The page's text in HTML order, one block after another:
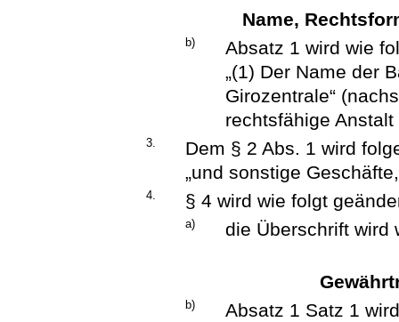
Name,
b)
Absatz 1 wird wie
„(1) Der Name der
Girozentrale“
rechtsfähige
3.
Dem § 2 Abs. 1 wird
„und sonstige
4. § 4 wird wie folgt
a) die Überschrift wird
b)
Absatz 1 Satz 1